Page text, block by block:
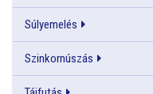
Súlyemelés
Szinkornúszás